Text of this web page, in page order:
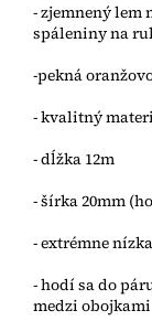
- zjemnený lem
spáleniny na
-pekná
- kvalitný
- dĺžka 12m
- šírka 20mm
- extrémne
- hodí sa do
medzi obojkami